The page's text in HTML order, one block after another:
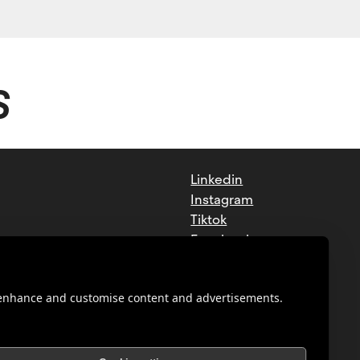
Linkedin
Instagram
Tiktok
Facebook
and customise content and advertisements.